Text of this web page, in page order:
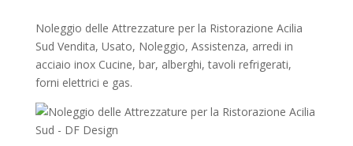
Noleggio delle Attrezzature per la Ristorazione Acilia
Sud Vendita, Usato, Noleggio, Assistenza, arredi in
acciaio inox Cucine, bar, alberghi, tavoli refrigerati,
forni elettrici e gas.